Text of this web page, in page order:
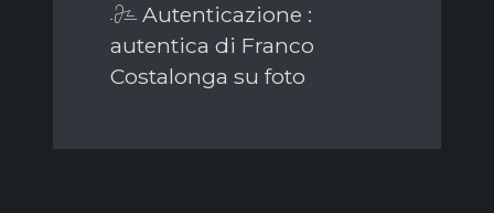
Autenticazione :
autentica di Franco
Costalonga su foto